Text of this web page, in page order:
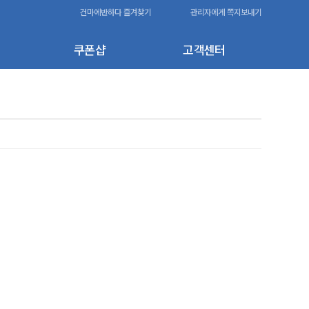
쿠폰샵 고객센터
건마에반하다 즐겨찾기 관리자에게 쪽지보내기